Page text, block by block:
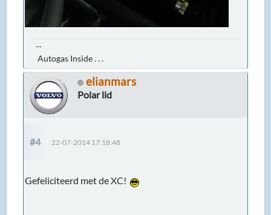
--
Autogas Inside . . .
elianmars
Polar lid
#4 22-07-2014 17:18:48
Gefeliciteerd met de XC!